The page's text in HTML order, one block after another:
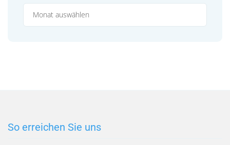
Archiv
So erreichen Sie uns